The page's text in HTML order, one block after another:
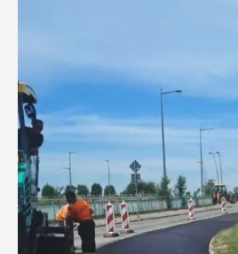
Јавне набавке
Отворени поступак
Рестриктивни поступак
Квалификациони поступак